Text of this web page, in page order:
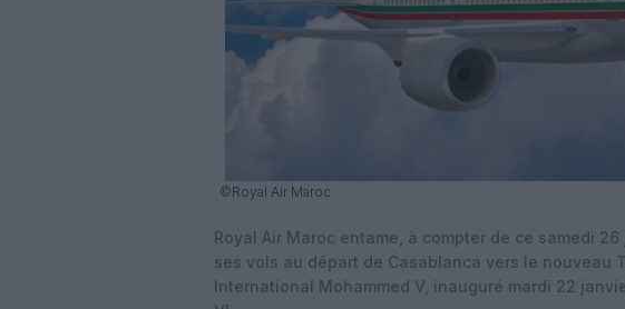
©Royal Air Maroc
Royal Air Maroc entame, à compter de ce samedi
ses vols au départ de Casablanca vers le nouveau
International Mohammed V, inauguré mardi 22